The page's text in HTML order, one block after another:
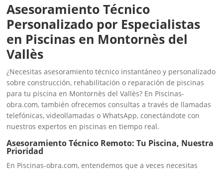
Asesoramiento Técnico
Personalizado por Especialistas
en Piscinas en Montornès del
Vallès
¿Necesitas asesoramiento técnico instantáneo y personalizado
sobre construcción, rehabilitación o reparación de piscinas
para tu piscina en Montornès del Vallès? En Piscinas-
obra.com, también ofrecemos consultas a través de llamadas
telefónicas, videollamadas o WhatsApp, conectándote con
nuestros expertos en piscinas en tiempo real.
Asesoramiento Técnico Remoto: Tu Piscina, Nuestra
Prioridad
En Piscinas-obra.com, entendemos que a veces necesitas